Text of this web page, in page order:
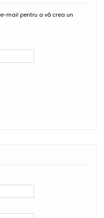
mail pentru a vă crea un